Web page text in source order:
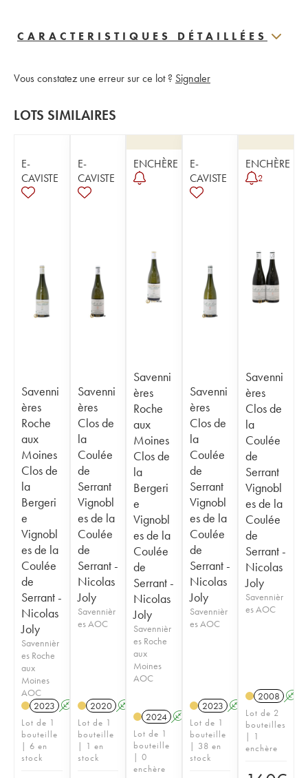
CARACTERISTIQUES DÉTAILLÉES
Vous constatez une erreur sur ce lot ? Signaler
LOTS SIMILAIRES
E-
CAVISTE
Savenni
ères
Roche
aux
Moines
Clos de
la
Bergeri
e
Vignobl
es de la
Coulée
de
Serrant -
Nicolas
Joly
Savennièr
es Roche
aux
Moines
AOC
2023 A S
Lot de 1
bouteille
| 6 en
stock
E-
CAVISTE
Savenni
ères
Clos de
la
Coulée
de
Serrant
Vignobl
es de la
Coulée
de
Serrant -
Nicolas
Joly
Savennièr
es AOC
2020 A
Lot de 1
bouteille
| 1 en
stock
ENCHÈRE
Savenni
ères
Roche
aux
Moines
Clos de
la
Bergeri
e
Vignobl
es de la
Coulée
de
Serrant -
Nicolas
Joly
Savennièr
es Roche
aux
Moines
AOC
2024 A S
Lot de 1
bouteille
| 0
enchère
E-
CAVISTE
Savenni
ères
Clos de
la
Coulée
de
Serrant
Vignobl
es de la
Coulée
de
Serrant -
Nicolas
Joly
Savennièr
es AOC
2023 A
Lot de 1
bouteille
| 38 en
stock
ENCHÈRE
2
Savenni
ères
Clos de
la
Coulée
de
Serrant
Vignobl
es de la
Coulée
de
Serrant -
Nicolas
Joly
Savennièr
es AOC
2008 A
Lot de 2
bouteilles
| 1
enchère